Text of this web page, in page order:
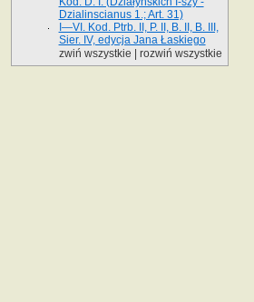
Dzialinscianus 1.; Art. 31)
I—VI. Kod. Ptrb. II, P. II, B. II, B. III,
Sier. IV, edycja Jana Łaskiego
zwiń wszystkie
rozwiń wszystkie